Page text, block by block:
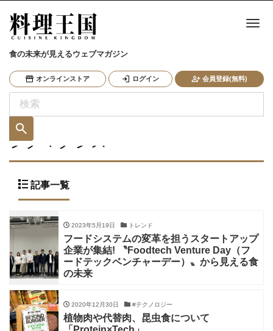
食の未来が見えるウェブマガジン
オンラインストア ログイン 会員登録(無料)
ナ
シグマクシス
記事一覧
2023年5月19日 トレンド
フードシステムの変革を担うスタートアップ
企業が集結! 〝Foodtech Venture Day（フ
ードテックベンチャーデー）〟から見える食
の未来
2020年12月30日 #テクノロジー
植物肉や代替肉、昆虫食について